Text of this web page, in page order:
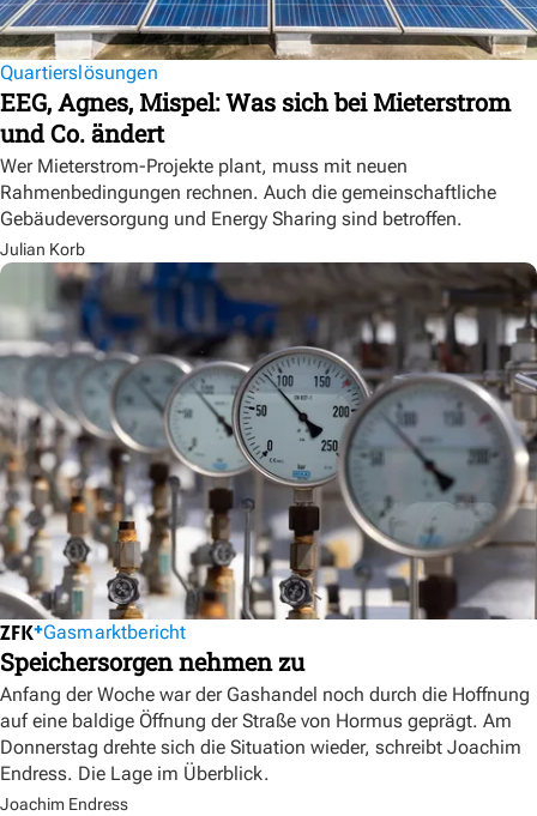
Quartierslösungen
EEG, Agnes, Mispel: Was sich bei Mieterstrom
und Co. ändert
Wer Mieterstrom-Projekte plant, muss mit neuen
Rahmenbedingungen rechnen. Auch die gemeinschaftliche
Gebäudeversorgung und Energy Sharing sind betroffen.
Julian Korb
Gasmarktbericht
Speichersorgen nehmen zu
Anfang der Woche war der Gashandel noch durch die Hoffnung
auf eine baldige Öffnung der Straße von Hormus geprägt. Am
Donnerstag drehte sich die Situation wieder, schreibt Joachim
Endress. Die Lage im Überblick.
Joachim Endress